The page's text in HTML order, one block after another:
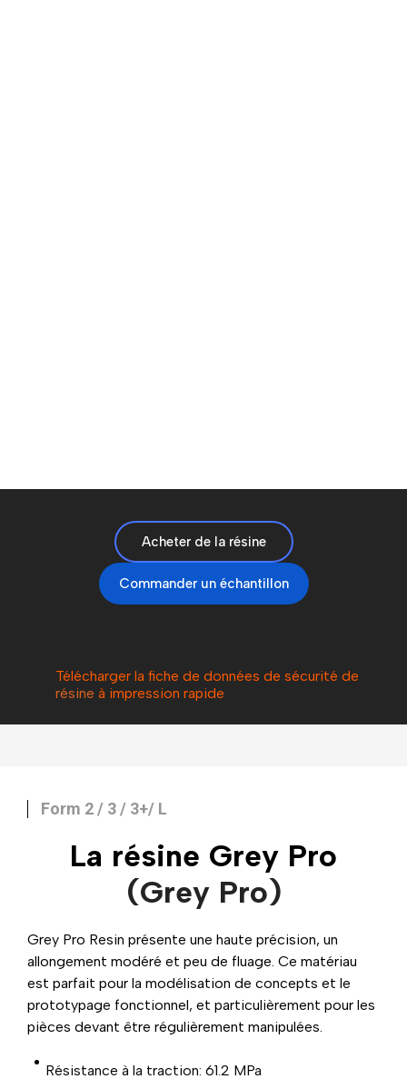
Acheter de la résine
Commander un échantillon
Télécharger la fiche de données de sécurité de
résine à impression rapide
Form 2 / 3 / 3+/ L
La résine Grey Pro
(Grey Pro)
Grey Pro Resin présente une haute précision, un
allongement modéré et peu de fluage. Ce matériau
est parfait pour la modélisation de concepts et le
prototypage fonctionnel, et particulièrement pour les
pièces devant être régulièrement manipulées.
Résistance à la traction: 61.2 MPa